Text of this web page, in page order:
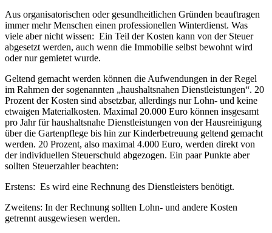
Aus organisatorischen oder gesundheitlichen Gründen beauftragen
immer mehr Menschen einen professionellen Winterdienst. Was
viele aber nicht wissen: Ein Teil der Kosten kann von der Steuer
abgesetzt werden, auch wenn die Immobilie selbst bewohnt wird
oder nur gemietet wurde.
Geltend gemacht werden können die Aufwendungen in der Regel
im Rahmen der sogenannten „haushaltsnahen Dienstleistungen“. 20
Prozent der Kosten sind absetzbar, allerdings nur Lohn- und keine
etwaigen Materialkosten. Maximal 20.000 Euro können insgesamt
pro Jahr für haushaltsnahe Dienstleistungen von der Hausreinigung
über die Gartenpflege bis hin zur Kinderbetreuung geltend gemacht
werden. 20 Prozent, also maximal 4.000 Euro, werden direkt von
der individuellen Steuerschuld abgezogen. Ein paar Punkte aber
sollten Steuerzahler beachten:
Erstens: Es wird eine Rechnung des Dienstleisters benötigt.
Zweitens: In der Rechnung sollten Lohn- und andere Kosten
getrennt ausgewiesen werden.